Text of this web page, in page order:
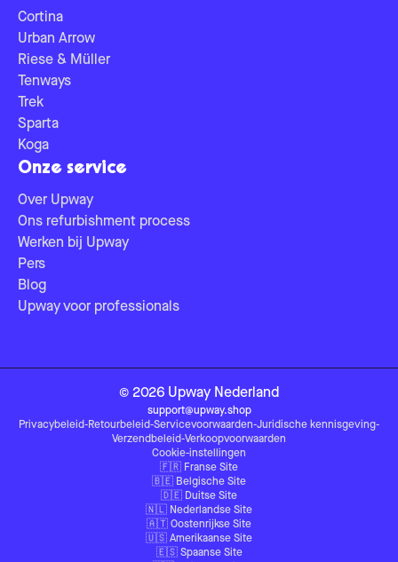
Cortina
Urban Arrow
Riese & Müller
Tenways
Trek
Sparta
Koga
Onze service
Over Upway
Ons refurbishment process
Werken bij Upway
Pers
Blog
Upway voor professionals
© 2026 Upway Nederland
support@upway.shop
Privacybeleid-Retourbeleid-Servicevoorwaarden-Juridische kennisgeving-
Verzendbeleid-Verkoopvoorwaarden
Cookie-instellingen
🇫🇷 Franse Site
🇧🇪 Belgische Site
🇩🇪 Duitse Site
🇳🇱 Nederlandse Site
🇦🇹 Oostenrijkse Site
🇺🇸 Amerikaanse Site
🇪🇸 Spaanse Site